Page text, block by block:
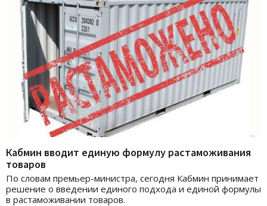
Кабмин вводит единую формулу растаможивания
товаров
По словам премьер-министра, сегодня Кабмин принимает
решение о введении единого подхода и единой формулы
в растаможивании товаров.